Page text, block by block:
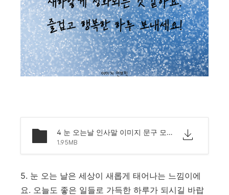
4 눈 오는날 인사말 이미지 문구 모음.png
1.95MB
5. 눈 오는 날은 세상이 새롭게 태어나는 느낌이에
요. 오늘도 좋은 일들로 가득한 하루가 되시길 바랍